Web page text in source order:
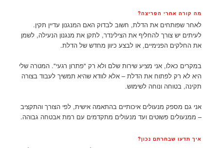
מה קורה אחרי הפריצה?
לאחר שפותחים את הדלת, חשוב לבדוק האם המנגנון עדיין תקין.
לעיתים יש צורך להחליף את הצילינדר, לתקן את מנגנון הנעילה, לשמן
את החלקים הפנימיים, או לבצע כיוון מחדש של הדלת.
במקרים כאלו, אני מציע שירות שלם ולא רק "פתרון רגעי". המטרה שלי
היא לא רק לפתוח את הדלת – אלא לוודא שהיא תמשיך לעבוד בצורה
תקינה, בטוחה ונוחה לשימוש.
אני גם מספק מנעולים איכותיים בהתאמה אישית, לפי הצורך והתקציב
– ממנעולים פשוטים ועד מנעולים מתקדמים עם רמת אבטחה גבוהה.
איך תדעו שבחרתם נכון?